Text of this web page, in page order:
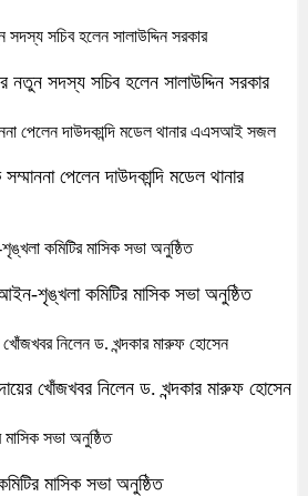
নতুন সদস্য সচিব হলেন সালাউদ্দিন সরকার
পেলেন দাউদকান্দি মডেল থানার
শৃঙ্খলা কমিটির মাসিক সভা অনুষ্ঠিত
খোঁজখবর নিলেন ড. খন্দকার মারুফ হোসেন
মাসিক সভা অনুষ্ঠিত